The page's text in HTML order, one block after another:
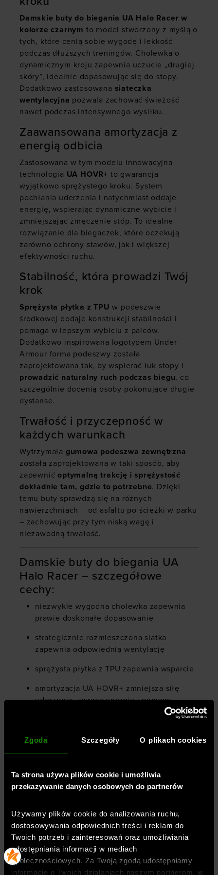
Zgoda Szczegóły O plikach cookies
Ta strona używa plików cookie i umożliwia
przekazywanie danych osobowych do partnerów
Używamy plików cookie do analizowania ruchu,
dostosowywania odpowiednich treści i reklam do
Twoich potrzeb i zainteresowań oraz umożliwiania
udostępniania informacji w mediach
społecznościowych. Za Twoją zgodą udostępniamy
informacje o Twoich działaniach naszym partnerom, w
Damskie buty do biegania UA Halo Racer w
kolorze czarnym to model stworzony z myślą o
tych, które cenią sobie wygodę i lekkość
podczas dłuższych treningów. Cholewka o
dynamicznym kroju zapewnia uczucie „drugiej
skóry”, idealnie dopasowując się do stopy.
Dodatkowo zastosowana siateczka
wentylacyjna pozwala zachować świeżość
nawet podczas intensywnego wysiłku.
Zaawansowana amortyzacja z
energią odbicia
Zastosowana w tym modelu innowacyjna
technologia UA HOVR+ to gwarancja
wyjątkowo sprężystego kroku. System
pochłania uderzenia i natychmiast oddaje
energię, wspierając dynamiczne wybicie i
zmniejszając zmęczenie stóp. To idealne
rozwiązanie dla biegaczek, które oczekują
zarówno ochrony stawów, jak i większej
efektywności ruchu.
Stabilność, która prowadzi Twój
krok
Sprężysta płytka z TPU w podeszwie
środkowej dodaje konstrukcji stabilności i
pomaga w lepszym wybiciu z palców.
Dodatkowo inspirowana logotypem Under
Armour forma podeszwy została
zaprojektowana tak, by wspierać łuk stopy i
prowadzić naturalny ruch podczas biegu, co
szczególnie docenią osoby pokonujące długie
dystanse.
Trwałość i przyczepność w
każdych warunkach
Wytrzymała gumowa podeszwa zewnętrzna
została zaprojektowana w taki sposób, aby
zapewnićoptymalną trakcję i sprężystość
dokładnie tam, gdzie to potrzebne. Dzięki
temu buty sprawdzą się na różnych
nawierzchniach – od asfaltu po ścieżki w parku
– zachowując przy tym niską wagę i
niezawodną trwałość.
Damskie buty do biegania UA
Halo Racer – szczegółowe
cechy:
niezwykle wygodna cholewka zapewnia
prawie doskonałe dopasowanie
strategicznie rozmieszczona siatka
zapewnia odpowiednią wentylację
sprężysta płytka z TPU zapewnia wsparcie
amortyzacja UA HOVR+ zmniejsza siłę
uderzenia, zwraca energię i pomaga
zapewnia wsparcie i prowadzi krok
zapewnia trakcję i odbicie tam, gdzie jest
to potrzebne
waga: 343 g
cholewka: 59% materiał syntetyczny, 41%
materiał tekstylny